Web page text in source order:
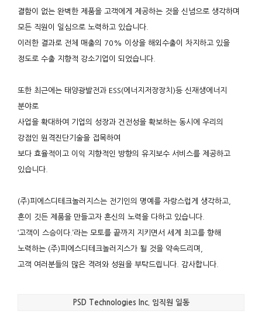
결함이 없는 완벽한 제품을 고객에게 제공하는 것을 신념으로 생각하며
모든 직원이 일심으로 노력하고 있습니다.
이러한 결과로 전체 매출의 70% 이상을 해외수출이 차지하고 있을
정도로 수출 지향적 강소기업이 되었습니다.
또한 최근에는 태양광발전과 ESS(에너지저장장치)등 신재생에너지
분야로
사업을 확대하여 기업의 성장과 건전성을 확보하는 동시에 우리의
강점인 원격진단기술을 접목하여
보다 효율적이고 이익 지향적인 방향의 유지보수 서비스를 제공하고
있습니다.
(주)피에스디테크놀러지스는 전기인의 명예를 자랑스럽게 생각하고,
혼이 깃든 제품을 만들고자 혼신의 노력을 다하고 있습니다.
‘고객이 스승이다.’라는 모토를 끝까지 지키면서 세계 최고를 향해
노력하는 (주)피에스디테크놀러지스가 될 것을 약속드리며,
고객 여러분들의 많은 격려와 성원을 부탁드립니다. 감사합니다.
PSD Technologies Inc. 임직원 일동